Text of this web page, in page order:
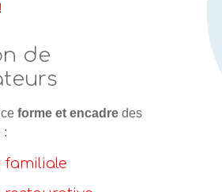
de
forme et encadre des
:
familiale